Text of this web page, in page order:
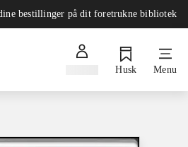
bestillinger på dit foretrukne bibliotek
Husk Menu